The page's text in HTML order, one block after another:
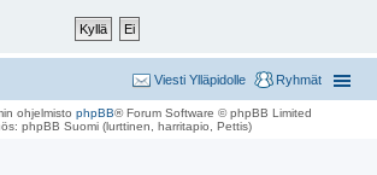
Ryhmät
Viesti Ylläpidolle
ohjelmisto phpBB® Forum Software © phpBB Limited
phpBB Suomi (lurttinen, harritapio, Pettis)